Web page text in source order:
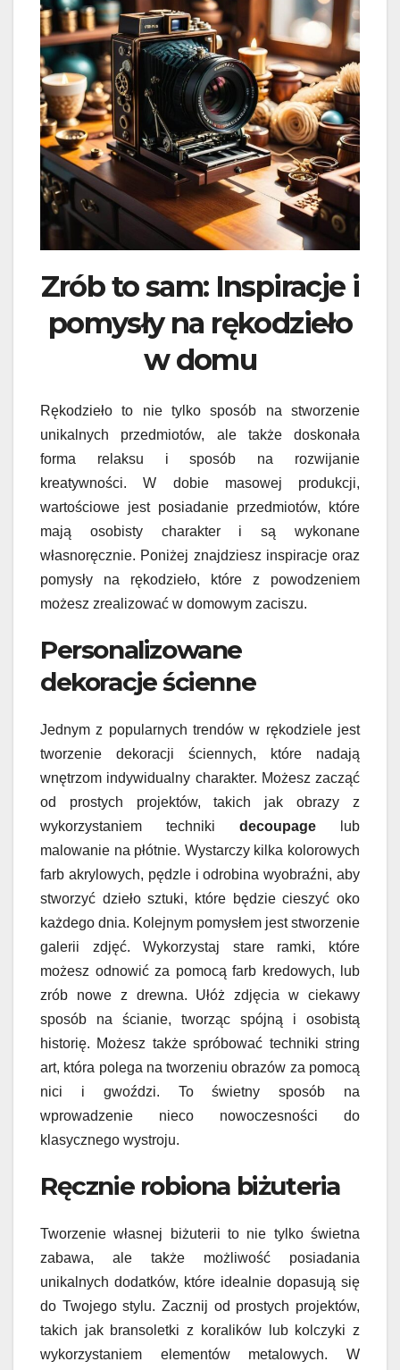
Zrób to sam: Inspiracje i
pomysły na rękodzieło
w domu
Rękodzieło to nie tylko sposób na stworzenie
unikalnych przedmiotów, ale także doskonała
forma relaksu i sposób na rozwijanie
kreatywności. W dobie masowej produkcji,
wartościowe jest posiadanie przedmiotów, które
mają osobisty charakter i są wykonane
własnoręcznie. Poniżej znajdziesz inspiracje oraz
pomysły na rękodzieło, które z powodzeniem
możesz zrealizować w domowym zaciszu.
Personalizowane
dekoracje ścienne
Jednym z popularnych trendów w rękodziele jest
tworzenie dekoracji ściennych, które nadają
wnętrzom indywidualny charakter. Możesz zacząć
od prostych projektów, takich jak obrazy z
wykorzystaniem techniki decoupage lub
malowanie na płótnie. Wystarczy kilka kolorowych
farb akrylowych, pędzle i odrobina wyobraźni, aby
stworzyć dzieło sztuki, które będzie cieszyć oko
każdego dnia. Kolejnym pomysłem jest stworzenie
galerii zdjęć. Wykorzystaj stare ramki, które
możesz odnowić za pomocą farb kredowych, lub
zrób nowe z drewna. Ułóż zdjęcia w ciekawy
sposób na ścianie, tworząc spójną i osobistą
historię. Możesz także spróbować techniki string
art, która polega na tworzeniu obrazów za pomocą
nici i gwoździ. To świetny sposób na
wprowadzenie nieco nowoczesności do
klasycznego wystroju.
Ręcznie robiona biżuteria
Tworzenie własnej biżuterii to nie tylko świetna
zabawa, ale także możliwość posiadania
unikalnych dodatków, które idealnie dopasują się
do Twojego stylu. Zacznij od prostych projektów,
takich jak bransoletki z koralików lub kolczyki z
wykorzystaniem elementów metalowych. W